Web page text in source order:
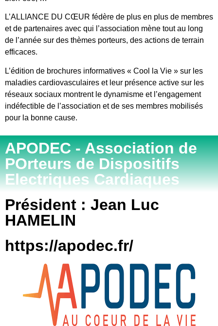
L’ALLIANCE DU CŒUR fédère de plus en plus de membres
et de partenaires avec qui l’association mène tout au long
de l’année sur des thèmes porteurs, des actions de terrain
efficaces.
L’édition de brochures informatives « Cool la Vie » sur les
maladies cardiovasculaires et leur présence active sur les
réseaux sociaux montrent le dynamisme et l’engagement
indéfectible de l’association et de ses membres mobilisés
pour la bonne cause.
APODEC - Association de
POrteurs de Dispositifs
Electriques Cardiaques
Président : Jean Luc
HAMELIN
https://apodec.fr/